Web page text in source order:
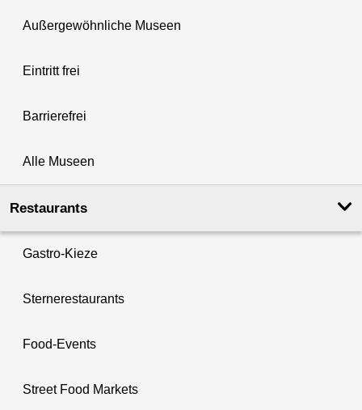
Außergewöhnliche Museen
Eintritt frei
Barrierefrei
Alle Museen
Restaurants
Gastro-Kieze
Sternerestaurants
Food-Events
Street Food Markets